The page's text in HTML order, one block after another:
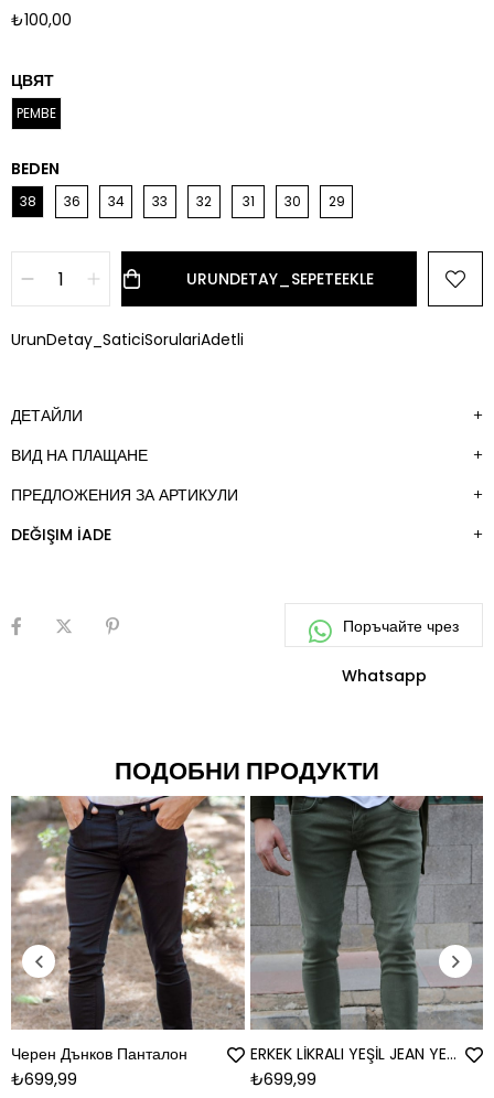
₺100,00
ЦВЯТ
PEMBE
BEDEN
38 36 34 33 32 31 30 29
UrunDetay_SaticiSorulariAdetli
ДЕТАЙЛИ
ВИД НА ПЛАЩАНЕ
ПРЕДЛОЖЕНИЯ ЗА АРТИКУЛИ
DEĞIŞIM İADE
ПОДОБНИ ПРОДУКТИ
Черен Дънков Панталон
₺699,99
ERKEK LİKRALI YEŞİL JEAN YEŞİL
₺699,99